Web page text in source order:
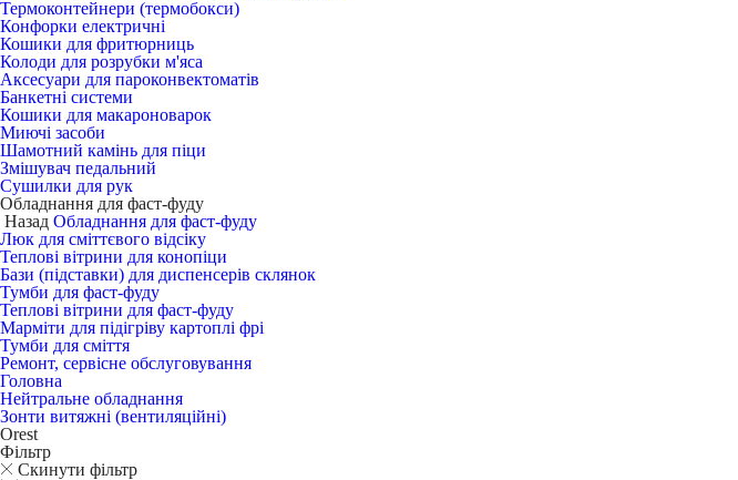
Термоконтейнери (термобокси)
Конфорки електричні
Кошики для фритюрниць
Колоди для розрубки м'яса
Аксесуари для пароконвектоматів
Банкетні системи
Кошики для макароноварок
Миючі засоби
Шамотний камінь для піци
Змішувач педальний
Сушилки для рук
Обладнання для фаст-фуду
Назад Обладнання для фаст-фуду
Люк для сміттєвого відсіку
Теплові вітрини для конопіци
Бази (підставки) для диспенсерів склянок
Тумби для фаст-фуду
Теплові вітрини для фаст-фуду
Марміти для підігріву картоплі фрі
Тумби для сміття
Ремонт, сервісне обслуговування
Головна
Нейтральне обладнання
Зонти витяжні (вентиляційні)
Orest
Фільтр
Скинути фільтр